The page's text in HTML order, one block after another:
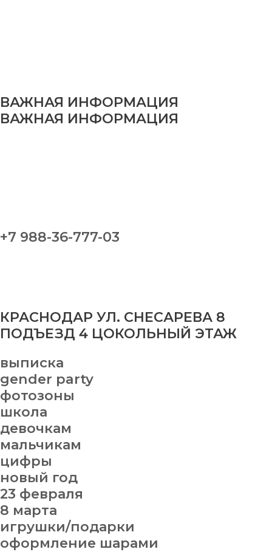
ВАЖНАЯ ИНФОРМАЦИЯ
ВАЖНАЯ ИНФОРМАЦИЯ
+7 988-36-777-03
КРАСНОДАР УЛ. СНЕСАРЕВА 8
ПОДЪЕЗД 4 ЦОКОЛЬНЫЙ ЭТАЖ
выписка
gender party
фотозоны
школа
девочкам
мальчикам
цифры
новый год
23 февраля
8 марта
игрушки/подарки
оформление шарами